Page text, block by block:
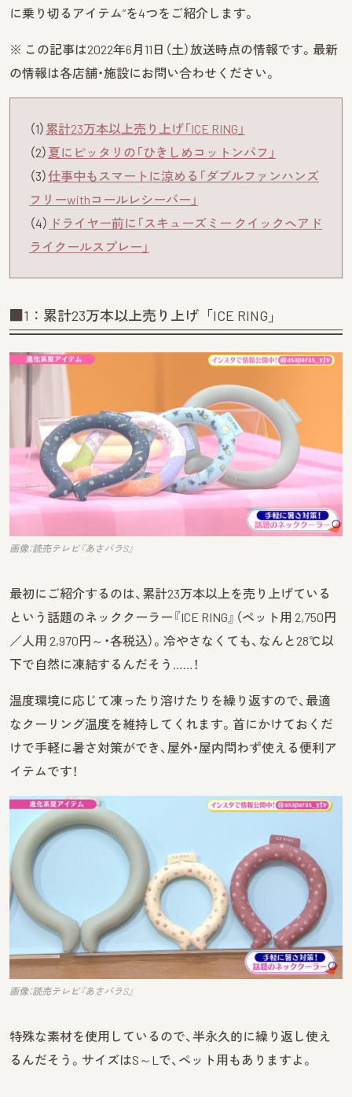
に乗り切るアイテム”を4つをご紹介します。
※ この記事は2022年6月11日（土）放送時点の情報です。最新
の情報は各店舗・施設にお問い合わせください。
（1） 累計23万本以上売り上げ「ICE RING」
（2） 夏にピッタリの「ひきしめコットンパフ」
（3）仕事中もスマートに涼める「ダブルファンハンズ
フリーwithコールレシーバー」
（4） ドライヤー前に「スキューズミー クイックヘアド
ライクールスプレー」
■1：累計23万本以上売り上げ「ICE RING」
画像：読売テレビ『あさパラS』
最初にご紹介するのは、累計23万本以上を売り上げている
という話題のネッククーラー『ICE RING』（ペット用 2,750円
／人用 2,970円～・各税込）。冷やさなくても、なんと28℃以
下で自然に凍結するんだそう……！
温度環境に応じて凍ったり溶けたりを繰り返すので、最適
なクーリング温度を維持してくれます。首にかけておくだ
けで手軽に暑さ対策ができ、屋外・屋内問わず使える便利ア
イテムです！
画像：読売テレビ『あさパラS』
特殊な素材を使用しているので、半永久的に繰り返し使え
るんだそう。サイズはS～Lで、ペット用もありますよ。